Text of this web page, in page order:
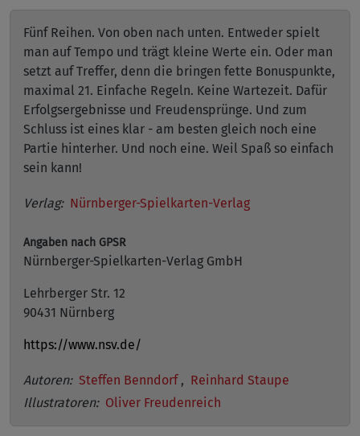
Fünf Reihen. Von oben nach unten. Entweder spielt
man auf Tempo und trägt kleine Werte ein. Oder man
setzt auf Treffer, denn die bringen fette Bonuspunkte,
maximal 21. Einfache Regeln. Keine Wartezeit. Dafür
Erfolgsergebnisse und Freudensprünge. Und zum
Schluss ist eines klar - am besten gleich noch eine
Partie hinterher. Und noch eine. Weil Spaß so einfach
sein kann!
Verlag: Nürnberger-Spielkarten-Verlag
Angaben nach GPSR
Nürnberger-Spielkarten-Verlag GmbH
Lehrberger Str. 12
90431 Nürnberg
https://www.nsv.de/
Autoren: Steffen Benndorf , Reinhard Staupe
Illustratoren: Oliver Freudenreich